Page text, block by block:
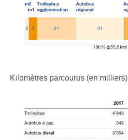
Kilomètres parcourus (en milliers)